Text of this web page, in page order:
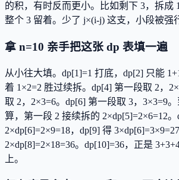
的积，有时反而更小。比如剩下 3，拆成
整个 3 留着。少了 j×(i-j) 这支，小段被强
拿 n=10 亲手把这张 dp 表填一遍
从小往大填。dp[1]=1 打底，dp[2] 只能
着 1×2=2 胜过续拆。dp[4] 第一段取 2，
取 2，2×3=6。dp[6] 第一段取 3，3×3=9
算，第一段 2 接续拆的 2×dp[5]=2×6=12
2×dp[6]=2×9=18，dp[9] 得
2×dp[8]=2×18=36。dp[10]=36，正是
上。